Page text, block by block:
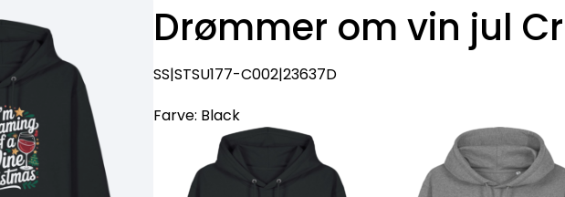
Drømmer om vin jul
SS|STSU177-C002|23637D
Farve: Black